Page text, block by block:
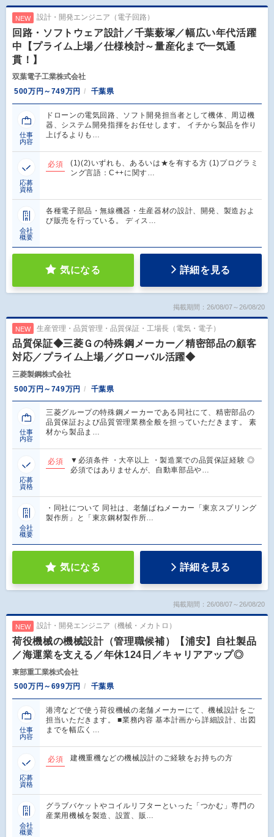
NEW 設計・開発エンジニア（電子回路）
回路・ソフトウェア設計／千葉薮塚／幅広い年代活躍
中【プライム上場／仕様検討～量産化まで一気通
貫！】
双葉電子工業株式会社
500万円～749万円
千葉県
仕事
内容
ドローンの電気回路、ソフト開発担当者として機体、周辺機
器、システム開発指揮をお任せします。 イチから製品を作り
上げるよりも…
応募
資格
必須
(1)(2)いずれも、あるいは★を有する方 (1)プログラミ
ング言語：C++に関す…
会社
概要
各種電子部品・無線機器・生産器材の設計、開発、製造およ
び販売を行っている。 ディス…
気になる 詳細を見る
掲載期間：26/08/07～26/08/20
NEW 生産管理・品質管理・品質保証・工場長（電気・電子）
品質保証◆三菱Ｇの特殊鋼メーカー／精密部品の顧客
対応／プライム上場／グローバル活躍◆
三菱製鋼株式会社
500万円～749万円
千葉県
仕事
内容
三菱グループの特殊鋼メーカーである同社にて、精密部品の
品質保証および品質管理業務全般を担っていただきます。 素
材から製品ま…
応募
資格
必須
▼必須条件 ・大卒以上 ・製造業での品質保証経験 ◎
必須ではありませんが、自動車部品や…
会社
概要
・同社について 同社は、老舗ばねメーカー「東京スプリング
製作所」と「東京鋼材製作所…
気になる 詳細を見る
掲載期間：26/08/07～26/08/20
NEW 設計・開発エンジニア（機械・メカトロ）
荷役機械の機械設計（管理職候補）【浦安】自社製品
／海運業を支える／年休124日／キャリアアップ◎
東部重工業株式会社
500万円～699万円
千葉県
仕事
内容
港湾などで使う荷役機械の老舗メーカーにて、機械設計をご
担当いただきます。 ■業務内容 基本計画から詳細設計、出図
までを幅広く…
応募
資格
必須 建機重機などの機械設計のご経験をお持ちの方
会社
概要
グラブバケットやコイルリフターといった「つかむ」専門の
産業用機械を製造、設置、販…